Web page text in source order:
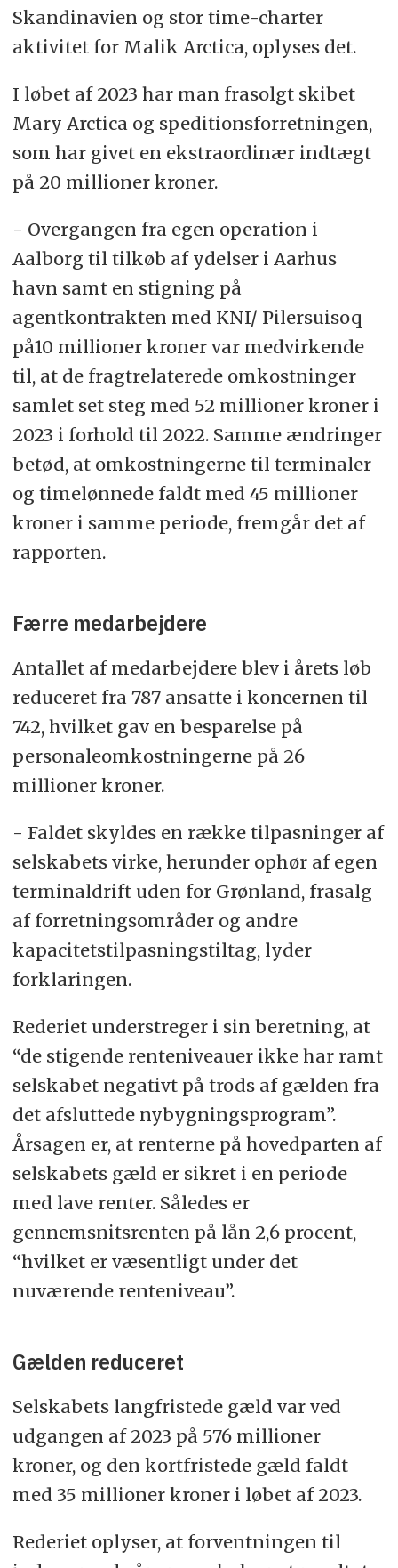
Skandinavien og stor time-charter
aktivitet for Malik Arctica, oplyses det.
I løbet af 2023 har man frasolgt skibet
Mary Arctica og speditionsforretningen,
som har givet en ekstraordinær indtægt
på 20 millioner kroner.
- Overgangen fra egen operation i
Aalborg til tilkøb af ydelser i Aarhus
havn samt en stigning på
agentkontrakten med KNI/ Pilersuisoq
på10 millioner kroner var medvirkende
til, at de fragtrelaterede omkostninger
samlet set steg med 52 millioner kroner i
2023 i forhold til 2022. Samme ændringer
betød, at omkostningerne til terminaler
og timelønnede faldt med 45 millioner
kroner i samme periode, fremgår det af
rapporten.
Færre medarbejdere
Antallet af medarbejdere blev i årets løb
reduceret fra 787 ansatte i koncernen til
742, hvilket gav en besparelse på
personaleomkostningerne på 26
millioner kroner.
- Faldet skyldes en række tilpasninger af
selskabets virke, herunder ophør af egen
terminaldrift uden for Grønland, frasalg
af forretningsområder og andre
kapacitetstilpasningstiltag, lyder
forklaringen.
Rederiet understreger i sin beretning, at
“de stigende renteniveauer ikke har ramt
selskabet negativt på trods af gælden fra
det afsluttede nybygningsprogram”.
Årsagen er, at renterne på hovedparten af
selskabets gæld er sikret i en periode
med lave renter. Således er
gennemsnitsrenten på lån 2,6 procent,
“hvilket er væsentligt under det
nuværende renteniveau”.
Gælden reduceret
Selskabets langfristede gæld var ved
udgangen af 2023 på 576 millioner
kroner, og den kortfristede gæld faldt
med 35 millioner kroner i løbet af 2023.
Rederiet oplyser, at forventningen til